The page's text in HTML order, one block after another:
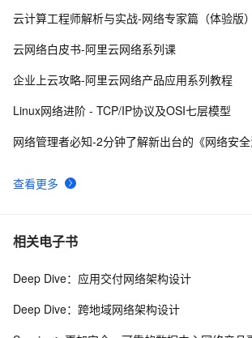
要性
10网络安全之认识托管威胁检测与响应（MDR）
查看更多
云计算工程师解析与实战-网络专家篇（体验版）
云网络白皮书-阿里云网络系列课
企业上云攻略-阿里云网络产品应用系列教程
Linux网络进阶 - TCP/IP协议及OSI七层模型
网络管理者必知-2分钟了解新出台的《网络安全
相关电子书
Deep Dive：应用交付网络架构设计
Deep Dive：跨地域网络架构设计